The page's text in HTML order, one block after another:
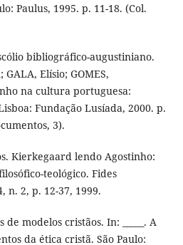
Paulus, 1995. p. 11-18. (Col.
bibliográfico-augustiniano.
GALA, Elísio; GOMES,
na cultura portuguesa:
Fundação Lusíada, 2000. p.
3).
Kierkegaard lendo Agostinho:
teológico. Fides
n. 2, p. 12-37, 1999.
de modelos cristãos. In: _____. A
da ética cristã. São Paulo: